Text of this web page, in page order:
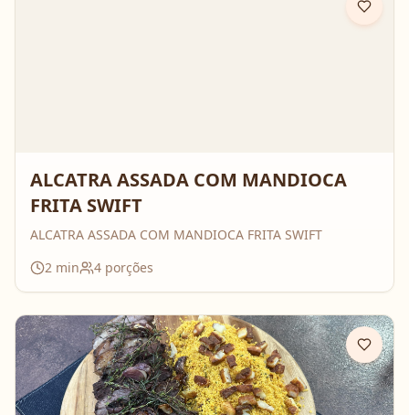
ALCATRA ASSADA COM MANDIOCA
FRITA SWIFT
ALCATRA ASSADA COM MANDIOCA FRITA SWIFT
2 min 4 porções